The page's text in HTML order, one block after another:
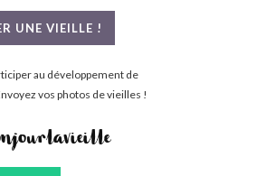
UNE VIEILLE !
au développement de
vos photos de vieilles !